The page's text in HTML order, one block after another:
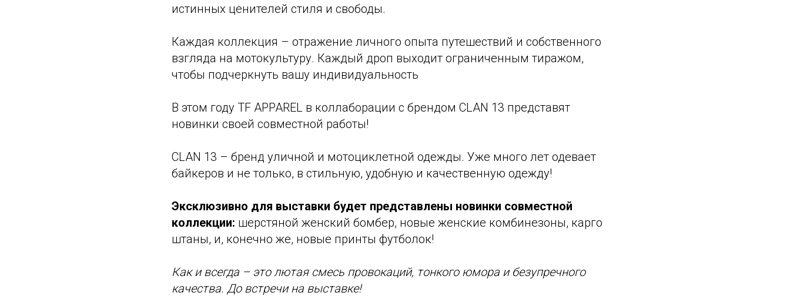
истинных ценителей стиля и свободы.
Каждая коллекция – отражение личного опыта путешествий и собственного
взгляда на мотокультуру. Каждый дроп выходит ограниченным тиражом,
чтобы подчеркнуть вашу индивидуальность
В этом году TF APPAREL в коллаборации с брендом CLAN 13 представят
новинки своей совместной работы!
CLAN 13 – бренд уличной и мотоциклетной одежды. Уже много лет одевает
байкеров и не только, в стильную, удобную и качественную одежду!
Эксклюзивно для выставки будет представлены новинки совместной
коллекции: шерстяной женский бомбер, новые женские комбинезоны, карго
штаны, и, конечно же, новые принты футболок!
Как и всегда – это лютая смесь провокаций, тонкого юмора и безупречного
качества. До встречи на выставке!